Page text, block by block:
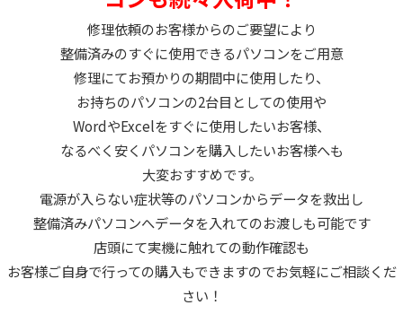
修理依頼のお客様からのご要望により
整備済みのすぐに使用できるパソコンをご用意
修理にてお預かりの期間中に使用したり、
お持ちのパソコンの2台目としての使用や
WordやExcelをすぐに使用したいお客様、
なるべく安くパソコンを購入したいお客様へも
大変おすすめです。
電源が入らない症状等のパソコンからデータを救出し
整備済みパソコンへデータを入れてのお渡しも可能です
店頭にて実機に触れての動作確認も
お客様ご自身で行っての購入もできますのでお気軽にご相談くだ
さい！